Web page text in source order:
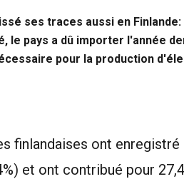
ses traces aussi en
le pays a dû importer l'année
pour la production
finlandaises ont
et ont contribué pour